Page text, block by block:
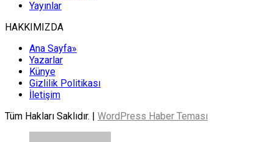
Yayınlar
HAKKIMIZDA
Ana Sayfa»
Yazarlar
Künye
Gizlilik Politikası
İletişim
Tüm Hakları Saklıdır. | WordPress Haber Teması